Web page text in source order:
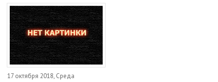
17 октября 2018, Среда